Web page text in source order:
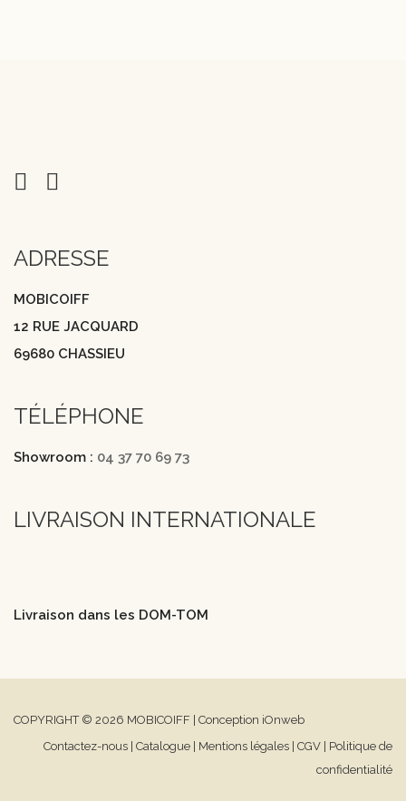
ADRESSE
MOBICOIFF
12 RUE JACQUARD
69680 CHASSIEU
TÉLÉPHONE
Showroom : 04 37 70 69 73
LIVRAISON INTERNATIONALE
Livraison dans les DOM-TOM
COPYRIGHT © 2026 MOBICOIFF | Conception iOnweb
Contactez-nous Catalogue Mentions légales CGV
Politique de
confidentialité